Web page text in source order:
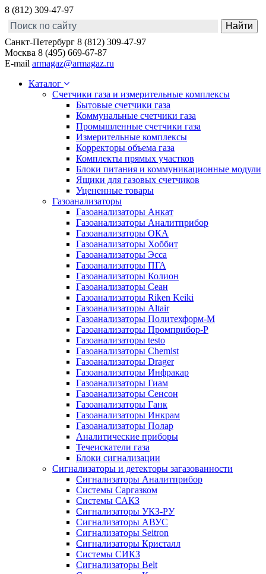
8 (812) 309-47-97
Санкт-Петербург 8 (812) 309-47-97
Москва 8 (495) 669-67-87
E-mail armagaz@armagaz.ru
Каталог
Счетчики газа и измерительные комплексы
Бытовые счетчики газа
Коммунальные счетчики газа
Промышленные счетчики газа
Измерительные комплексы
Корректоры объема газа
Комплекты прямых участков
Блоки питания и коммуникационные модули
Ящики для газовых счетчиков
Уцененные товары
Газоанализаторы
Газоанализаторы Анкат
Газоанализаторы Аналитприбор
Газоанализаторы ОКА
Газоанализаторы Хоббит
Газоанализаторы Эсса
Газоанализаторы ПГА
Газоанализаторы Колион
Газоанализаторы Сеан
Газоанализаторы Riken Keiki
Газоанализаторы Altair
Газоанализаторы Политехформ-М
Газоанализаторы Промприбор-Р
Газоанализаторы testo
Газоанализаторы Chemist
Газоанализаторы Drager
Газоанализаторы Инфракар
Газоанализаторы Гиам
Газоанализаторы Сенсон
Газоанализаторы Ганк
Газоанализаторы Инкрам
Газоанализаторы Полар
Аналитические приборы
Течеискатели газа
Блоки сигнализации
Сигнализаторы и детекторы загазованности
Сигнализаторы Аналитприбор
Системы Саргазком
Системы САКЗ
Сигнализаторы УКЗ-РУ
Сигнализаторы АВУС
Сигнализаторы Seitron
Сигнализаторы Кристалл
Системы СИКЗ
Сигнализаторы Belt